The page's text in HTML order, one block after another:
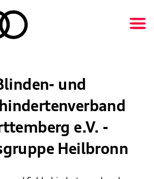
und
e.V. -
Heilbronn